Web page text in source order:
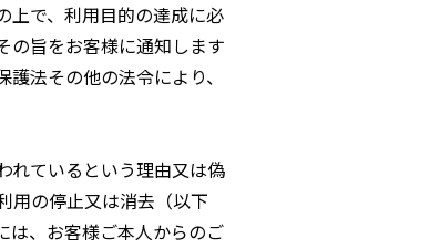
上で、利用目的の達成に必
の旨をお客様に通知します
法その他の法令により、
れているという理由又は偽
用の停止又は消去（以下
は、お客様ご本人からのご